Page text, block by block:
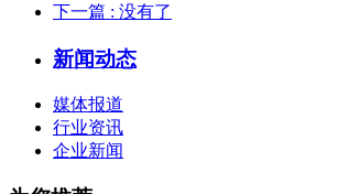
下一篇 : 没有了
新闻动态
媒体报道
行业资讯
企业新闻